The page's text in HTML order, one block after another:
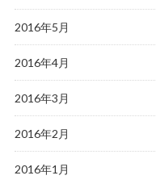
2016年5月
2016年4月
2016年3月
2016年2月
2016年1月